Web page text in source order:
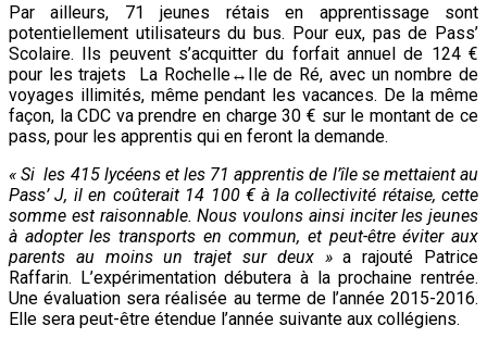
Par ailleurs, 71 jeunes rétais en apprentissage sont
potentiellement utilisateurs du bus. Pour eux, pas de Pass’
Scolaire. Ils peuvent s’acquitter du forfait annuel de 124 €
pour les trajets La Rochelle↔Ile de Ré, avec un nombre de
voyages illimités, même pendant les vacances. De la même
façon, la CDC va prendre en charge 30 € sur le montant de ce
pass, pour les apprentis qui en feront la demande.
« Si les 415 lycéens et les 71 apprentis de l’île se mettaient au
Pass’ J, il en coûterait 14 100 € à la collectivité rétaise, cette
somme est raisonnable. Nous voulons ainsi inciter les jeunes
à adopter les transports en commun, et peut-être éviter aux
parents au moins un trajet sur deux »a rajouté Patrice
Raffarin. L’expérimentation débutera à la prochaine rentrée.
Une évaluation sera réalisée au terme de l’année 2015-2016.
Elle sera peut-être étendue l’année suivante aux collégiens.